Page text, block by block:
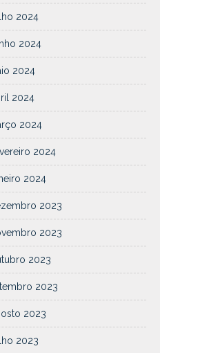
2024
2024
2024
2024
2024
2024
2024
2023
2023
2023
2023
2023
2023